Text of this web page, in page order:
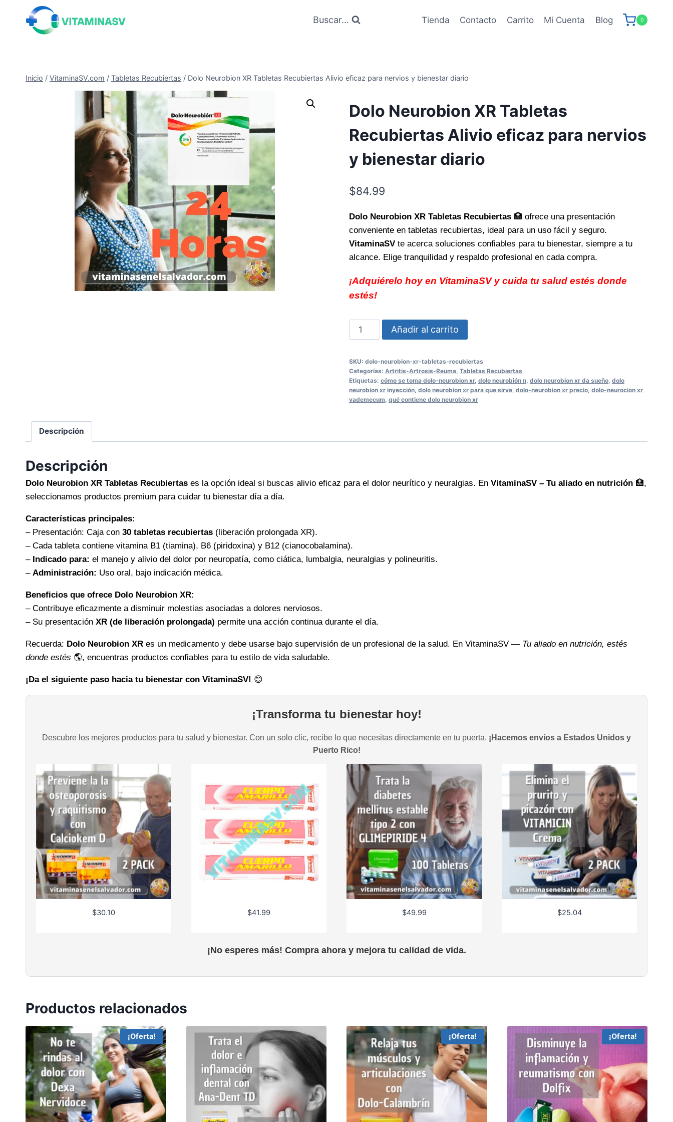
contenido
Buscar... Tienda Contacto Carrito Mi Cuenta Blog 0
Inicio / VitaminaSV.com / Tabletas Recubiertas / Dolo Neurobion XR Tabletas Recubiertas Alivio eficaz para nervios y bienestar diario
Dolo Neurobion XR Tabletas
Recubiertas Alivio eficaz para nervios
y bienestar diario
$84.99
Dolo Neurobion XR Tabletas Recubiertas🏥 ofrece una presentación
conveniente en tabletas recubiertas, ideal para un uso fácil y seguro.
VitaminaSVte acerca soluciones confiables para tu bienestar, siempre a tu
alcance. Elige tranquilidad y respaldo profesional en cada compra.
¡Adquiérelo hoy en VitaminaSV y cuida tu salud estés donde
estés!
Dolo
Neurobion
Tabletas
Recubiertas
Alivio
cantidad
Añadir al carrito
SKU: dolo-neurobion-xr-tabletas-recubiertas
Categorías: Artritis-Artrosis-Reuma, Tabletas Recubiertas
Etiquetas: cómo se toma dolo-neurobion xr, dolo neurobión n, dolo neurobion xr da sueño, dolo
neurobion xr inyección, dolo neurobion xr para que sirve, dolo-neurobion xr precio, dolo-neurocion xr
vademecum qué contiene dolo neurobion xr
Descripción
Descripción
Dolo Neurobion XR Tabletas Recubiertas es la opción ideal si buscas alivio eficaz para el dolor neurítico y neuralgias. En VitaminaSV – Tu aliado en nutrición 🏥,
seleccionamos productos premium para cuidar tu bienestar día a día.
Características principales:
– Presentación: Caja con 30 tabletas recubiertas (liberación prolongada XR).
– Cada tableta contiene vitamina B1 (tiamina), B6 (piridoxina) y B12 (cianocobalamina).
– Indicado para: el manejo y alivio del dolor por neuropatía, como ciática, lumbalgia, neuralgias y polineuritis.
– Administración: Uso oral, bajo indicación médica.
Beneficios que ofrece Dolo Neurobion XR:
– Contribuye eficazmente a disminuir molestias asociadas a dolores nerviosos.
– Su presentación XR (de liberación prolongada) permite una acción continua durante el día.
Recuerda: Dolo Neurobion XR es un medicamento y debe usarse bajo supervisión de un profesional de la salud. En VitaminaSV — Tu aliado en nutrición, estés
donde estés 🌎, encuentras productos confiables para tu estilo de vida saludable.
¡Da el siguiente paso hacia tu bienestar con VitaminaSV! 😊
¡Transforma tu bienestar hoy!
Descubre los mejores productos para tu salud y bienestar. Con un solo clic, recibe lo que necesitas directamente en tu puerta. ¡Hacemos envíos a Estados Unidos y
Puerto Rico!
$30.10 $41.99 $49.99 $25.04
¡No esperes más! Compra ahora y mejora tu calidad de vida.
Productos relacionados
¡Oferta! ¡Oferta! ¡Oferta!